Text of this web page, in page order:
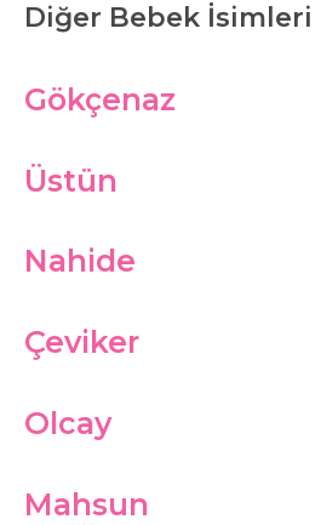
Diğer Bebek İsimleri
Gökçenaz
Üstün
Nahide
Çeviker
Olcay
Mahsun